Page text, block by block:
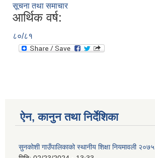
सूचना तथा समाचार
आर्थिक वर्ष:
८०/८१
ऐन, कानुन तथा निर्देशिका
सुनकोशी गाउँपालिकाको स्थानीय शिक्षा नियमावली २०७५